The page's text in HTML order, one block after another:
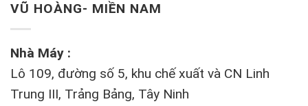
VŨ HOÀNG- MIỀN NAM
Nhà Máy :
Lô 109, đường số 5, khu chế xuất và CN Linh
Trung III, Trảng Bảng, Tây Ninh